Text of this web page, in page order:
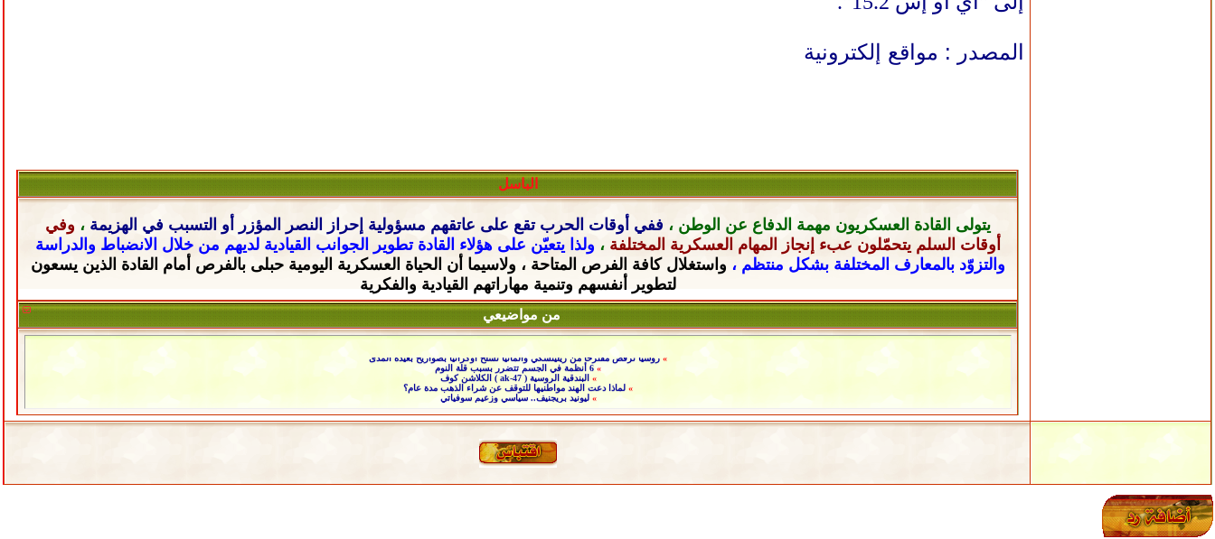
المصدر : مواقع إلكترونية
الباسل
يتولى القادة العسكريون مهمة الدفاع عن الوطن ، ففي أوقات الحرب تقع على عاتقهم مسؤولية إحراز النصر المؤزر أو التسبب في الهزيمة ، وفي
أوقات السلم يتحمّلون عبء إنجاز المهام العسكرية المختلفة ، ولذا يتعيّن على هؤلاء القادة تطوير الجوانب القيادية لديهم من خلال الانضباط والدراسة
والتزوّد بالمعارف المختلفة بشكل منتظم ، واستغلال كافة الفرص المتاحة ، ولاسيما أن الحياة العسكرية اليومية حبلى بالفرص أمام القادة الذين يسعون
لتطوير أنفسهم وتنمية مهاراتهم القيادية والفكرية
من مواضيعي
روسيا ترفض مقترحا من زيلينسكي وألمانيا تسلح أوكرانيا بصواريخ بعيدة المدى
» 6 أنظمة في الجسم تتضرر بسبب قلة النوم
» البندقية الروسية ( ak-47 ) الكلاشن كوف
لماذا دعت الهند مواطنيها للتوقف عن شراء الذهب مدة عام؟
»ليونيد بريجنيف.. سياسي وزعيم سوفياتي